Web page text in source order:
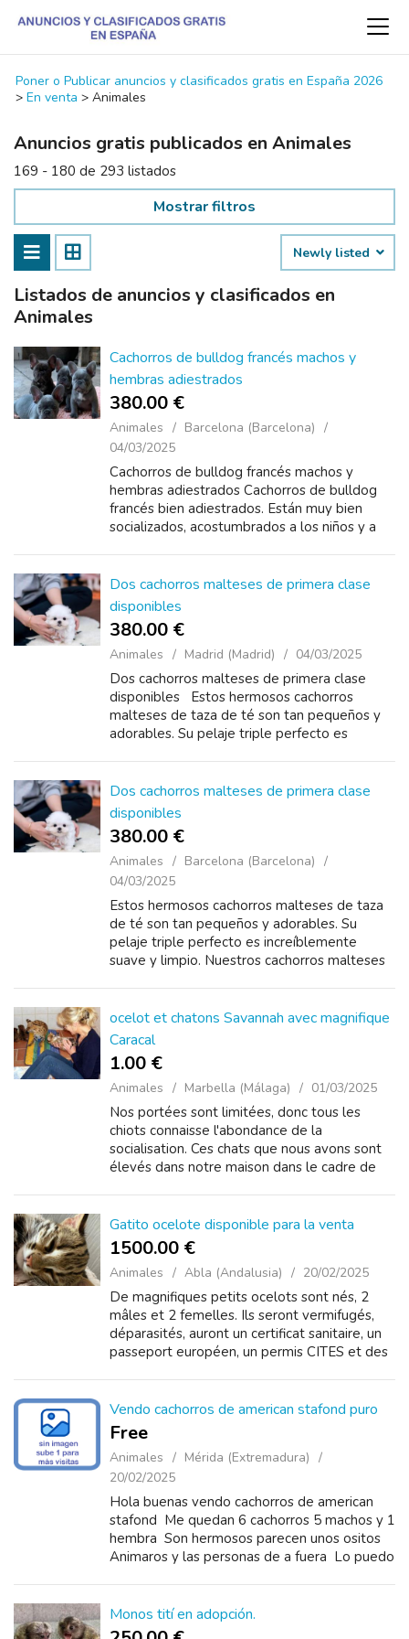
Poner o Publicar anuncios y clasificados gratis en España 2026
> En venta > Animales
Anuncios gratis publicados en Animales
169 - 180 de 293 listados
Mostrar filtros
Newly listed
Listados de anuncios y clasificados en
Animales
Cachorros de bulldog francés machos y
hembras adiestrados
380.00 €
Animales
Barcelona (Barcelona)
04/03/2025
Cachorros de bulldog francés machos y
hembras adiestrados Cachorros de bulldog
francés bien adiestrados. Están muy bien
socializados, acostumbrados a los niños y a
Dos cachorros malteses de primera clase
disponibles
380.00 €
Animales Madrid (Madrid) 04/03/2025
Dos cachorros malteses de primera clase
disponibles Estos hermosos cachorros
malteses de taza de té son tan pequeños y
adorables. Su pelaje triple perfecto es
Dos cachorros malteses de primera clase
disponibles
380.00 €
Animales
Barcelona (Barcelona)
04/03/2025
Estos hermosos cachorros malteses de taza
de té son tan pequeños y adorables. Su
pelaje triple perfecto es increíblemente
suave y limpio. Nuestros cachorros malteses
ocelot et chatons Savannah avec magnifique
Caracal
1.00 €
Animales Marbella (Málaga) 01/03/2025
Nos portées sont limitées, donc tous les
chiots connaisse l'abondance de la
socialisation. Ces chats que nous avons sont
élevés dans notre maison dans le cadre de
Gatito ocelote disponible para la venta
1500.00 €
Animales Abla (Andalusia) 20/02/2025
De magnifiques petits ocelots sont nés, 2
mâles et 2 femelles. Ils seront vermifugés,
déparasités, auront un certificat sanitaire, un
passeport européen, un permis CITES et des
Vendo cachorros de american stafond puro
Free
Animales
Mérida (Extremadura)
20/02/2025
Hola buenas vendo cachorros de american
stafond Me quedan 6 cachorros 5 machos y 1
hembra Son hermosos parecen unos ositos
Animaros y las personas de a fuera Lo puedo
Monos tití en adopción.